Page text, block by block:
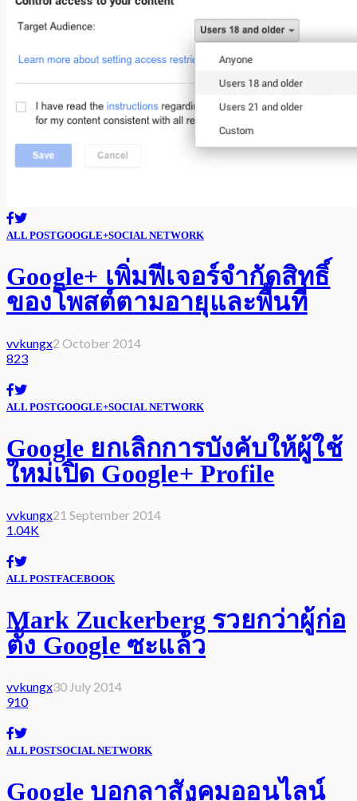
ALL POSTGOOGLE+SOCIAL NETWORK
Google+ เพิ่มฟีเจอร์จำกัดสิทธิ์
ของโพสต์ตามอายุและพื้นที่
vvkungx2 October 2014
823
ALL POSTGOOGLE+SOCIAL NETWORK
Google ยกเลิกการบังคับให้ผู้ใช้
ใหม่เปิด Google+ Profile
vvkungx21 September 2014
1.04K
ALL POSTFACEBOOK
Mark Zuckerberg รวยกว่าผู้ก่อ
ตั้ง Google ซะแล้ว
vvkungx30 July 2014
910
ALL POSTSOCIAL NETWORK
Google บอกลาสังคมออนไลน์